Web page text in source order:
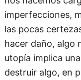
imperfecciones,
las pocas
hacer daño, algo
utopía implica
destruir algo, en